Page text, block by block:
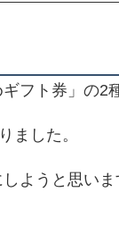
フト券」の2
ました。
ようと思いま